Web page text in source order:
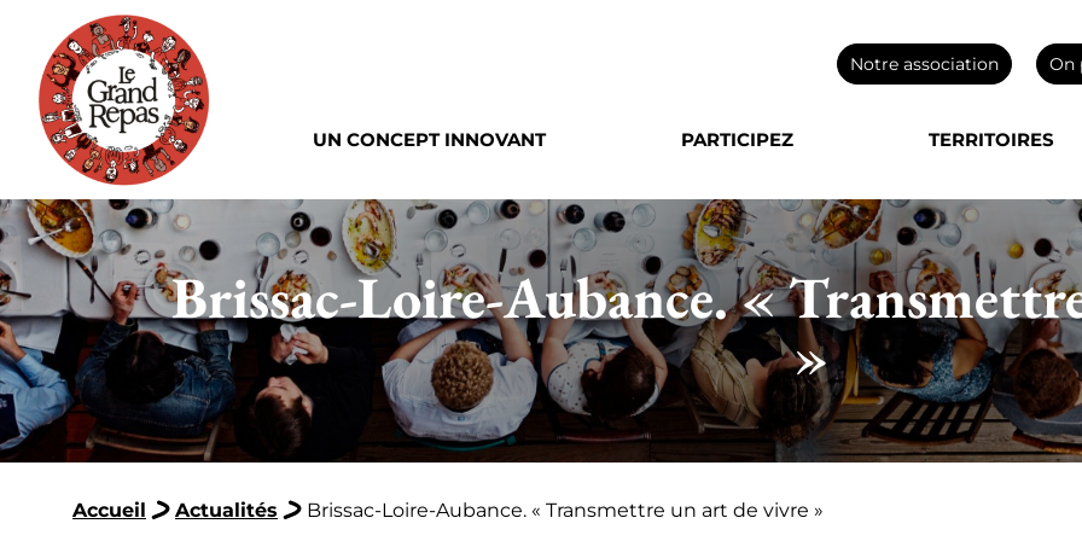
Notre association On
UN CONCEPT INNOVANT PARTICIPEZ TERRITOIRES
Brissac-Loire-Aubance. «
»
Accueil Actualités Brissac-Loire-Aubance. « Transmettre un art de vivre »